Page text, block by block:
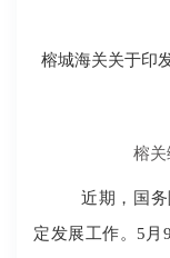
榕城海关关于印
榕关
近期，国
定发展工作。 5 月 9